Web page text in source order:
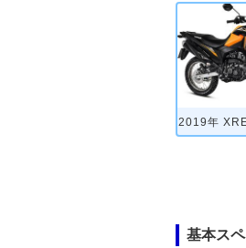
2019年
基本ス